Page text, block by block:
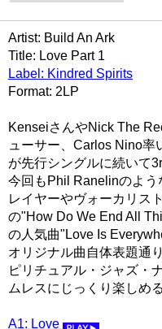
Artist: Build An Ark
Title: Love Part 1
Label: Kindred Spirits
Format: 2LP
KenseiさんやNick The
ューサー、Carlos Nino率
が先行シングルに続いて
今回もPhil Ranelinのよ
レイヤーやヴォーカリス
の"How Do We End All
の人気曲"Love Is
オリジナル曲自体表題通
ピリチュアル・ジャズ・
ムレスにじっくり楽しめ
A1: Love